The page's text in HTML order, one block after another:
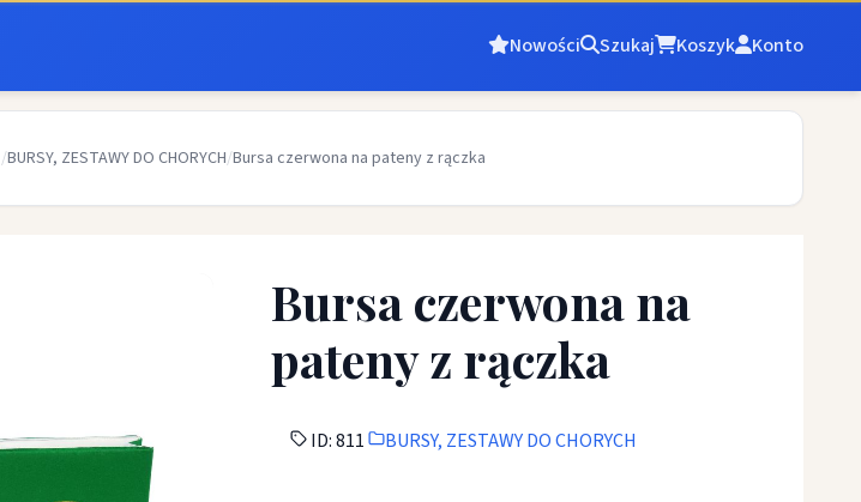
Nowości Szukaj Koszyk Konto
/BURSY, ZESTAWY DO CHORYCH/Bursa czerwona na pateny z rączka
Bursa czerwona na
pateny z rączka
ID: 811 BURSY, ZESTAWY DO CHORYCH